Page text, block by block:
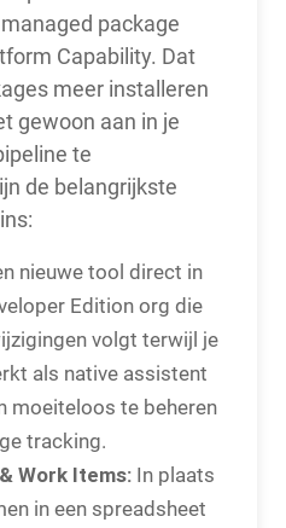
package
Capability. Dat
meer installeren
gewoon aan in je
te
de belangrijkste
nieuwe tool direct in
Edition org die
volgt terwijl je
als native assistent
moeiteloos te beheren
tracking.
Work Items:In plaats
in een spreadsheet